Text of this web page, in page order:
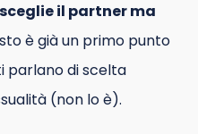
il partner ma
è già un primo punto
parlano di scelta
(non lo è).